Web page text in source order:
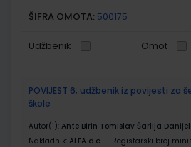
ŠIFRA OMOTA: 500175
Udžbenik Omot
POVIJEST 6; udžbenik iz povijesti za
škole
Autor(i): Ante Birin Tomislav Šarlija
Nakladnik: ALFA d.d. Registarski broj